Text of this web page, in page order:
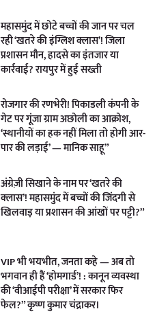
महासमुंद में छोटे बच्चों की जान पर चल
रही ‘खतरे की इंग्लिश क्लास’! जिला
प्रशासन मौन, हादसे का इंतजार या
कार्रवाई? रायपुर में हुई सख्ती
रोजगार की रणभेरी! पिकाडली कंपनी के
गेट पर गूंजा ग्राम अछोली का आक्रोश,
‘स्थानीयों का हक नहीं मिला तो होगी आर-
पार की लड़ाई’ — मानिक साहू”
अंग्रेज़ी सिखाने के नाम पर ‘खतरे की
क्लास’! महासमुंद में बच्चों की जिंदगी से
खिलवाड़ या प्रशासन की आंखों पर पट्टी?”
VIP भी भयभीत, जनता कहे — अब तो
भगवान ही हैं ‘होमगार्ड’! : कानून व्यवस्था
की ‘वीआईपी परीक्षा’ में सरकार फिर
फेल?” कृष्ण कुमार चंद्राकर।